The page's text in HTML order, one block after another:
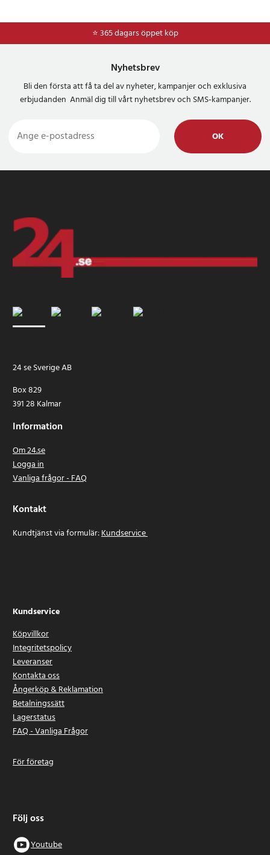
⭐ 365 dagars öppet köp
Nyhetsbrev
Bli den första att få ta del av nyheter, kampanjer och exklusiva
erbjudanden Anmäl dig till vårt nyhetsbrev och SMS-kampanjer.
OK
24 se Sverige AB
Box 829
391 28 Kalmar
Information
Om 24.se
Logga in
Vanliga frågor - FAQ
Kontakt
Kundtjänst via formulär:Kundservice
Kundservice
Köpvillkor
Integritetspolicy
Leveranser
Kontakta oss
Ångerköp & Reklamation
Betalningssätt
Lagerstatus
FAQ - Vanliga Frågor
För företag
Följ oss
Youtube